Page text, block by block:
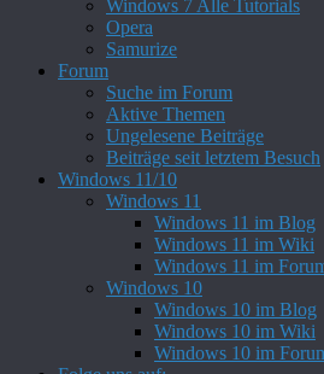
Windows 7 Alle Tutorials
Opera
Samurize
Forum
Suche im Forum
Aktive Themen
Ungelesene Beiträge
Beiträge seit letztem Besuch
Windows 11/10
Windows 11
Windows 11 im Blog
Windows 11 im Wiki
Windows 11 im
Windows 10
Windows 10 im Blog
Windows 10 im Wiki
Windows 10 im